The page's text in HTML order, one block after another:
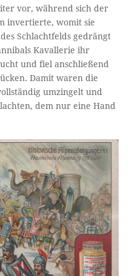
vor, während sich der
invertierte, womit sie
Schlachtfelds gedrängt
Kavallerie ihr
und fiel anschließend
Damit waren die
umzingelt und
dem nur eine Hand